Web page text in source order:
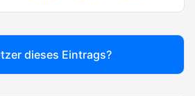
dieses Eintrags?